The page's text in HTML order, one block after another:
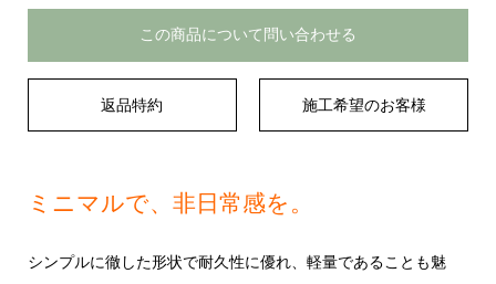
この商品について問い合わせる
返品特約 施工希望のお客様
ミニマルで、非日常感を。
シンプルに徹した形状で耐久性に優れ、軽量であることも魅